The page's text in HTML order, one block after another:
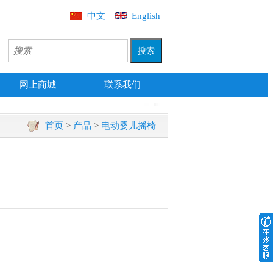
中文 English
网上商城 联系我们
首页 > 产品 > 电动婴儿摇椅